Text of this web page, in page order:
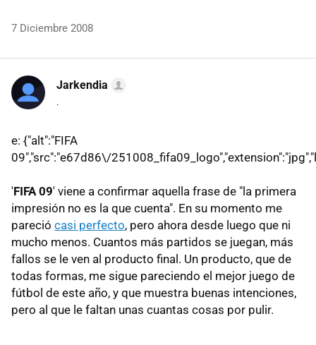
7 Diciembre 2008
Jarkendia
.
e: {"alt":"FIFA
09","src":"e67d86\/
'FIFA 09' viene a confirmar aquella frase de "la primera
impresión no es la que cuenta". En su momento me
pareció casi perfecto, pero ahora desde luego que ni
mucho menos. Cuantos más partidos se juegan, más
fallos se le ven al producto final. Un producto, que de
todas formas, me sigue pareciendo el mejor juego de
fútbol de este año, y que muestra buenas intenciones,
pero al que le faltan unas cuantas cosas por pulir.